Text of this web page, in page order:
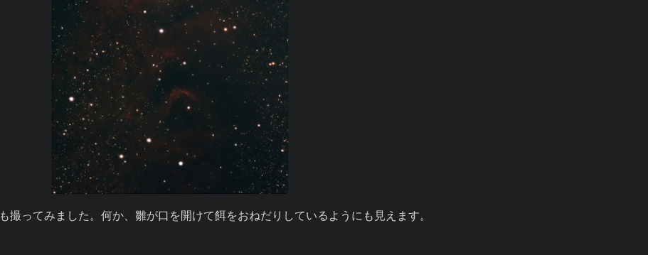
ってみました。何か、雛が口を開けて餌をおねだりしているようにも見えます。